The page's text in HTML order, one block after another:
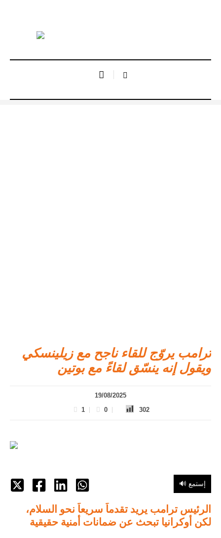
ترامب يروّج للقاء ناجح مع زيلينسكي
ويقول إنه ينسّق لقاءً مع بوتين
19/08/2025
1
0 302
🔊 إستمع
الرئيس ترامب يريد تقدماً سريعاً نحو السلام،
لكن أوكرانيا تبحث عن ضمانات أمنية حقيقية